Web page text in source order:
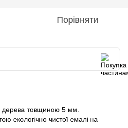
Порівняти
дерева товщиною 5 мм.
екологічно чистої емалі на